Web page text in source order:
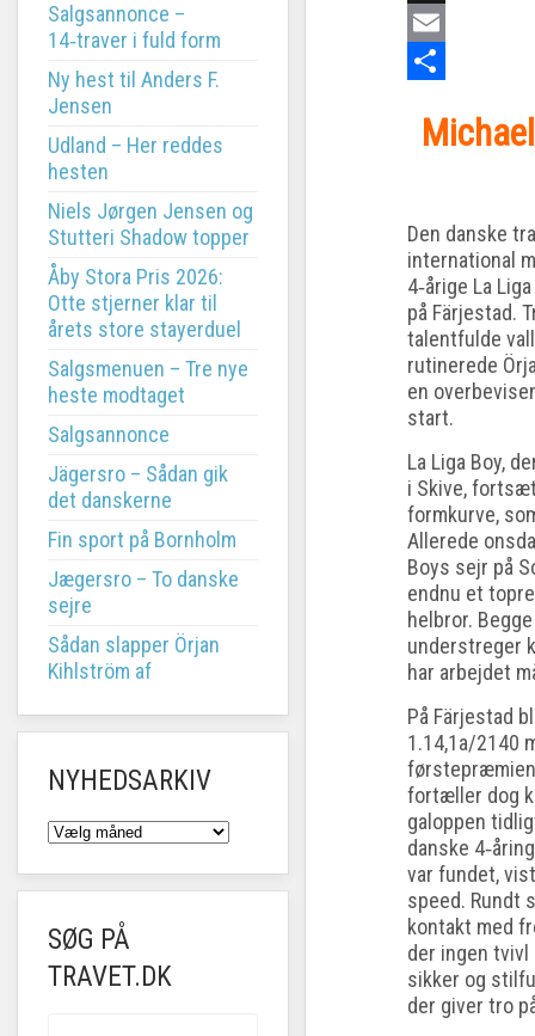
X
Email
Den danske
international
4‑årige La
på Färjestad.
talentfulde
rutinerede
en
start.
La Liga Boy,
i Skive,
formkurve,
Allerede
Boys sejr på
endnu et
helbror.
understreger
har arbejdet
På Färjestad
1.14,1a/2140
førstepræmien
fortæller dog
galoppen
danske
var fundet,
speed. Rundt
kontakt med
der ingen tvivl
sikker og
der giver tro
Salgsannonce –
14‑traver i fuld form
Ny hest til Anders F.
Jensen
Udland – Her reddes
hesten
Niels Jørgen Jensen og
Stutteri Shadow topper
Åby Stora Pris 2026:
Otte stjerner klar til
årets store stayerduel
Salgsmenuen – Tre nye
heste modtaget
Salgsannonce
Jägersro – Sådan gik
det danskerne
Fin sport på Bornholm
Jægersro – To danske
sejre
Sådan slapper Örjan
Kihlström af
NYHEDSARKIV
NYHEDSARKIV
SØG PÅ
TRAVET.DK